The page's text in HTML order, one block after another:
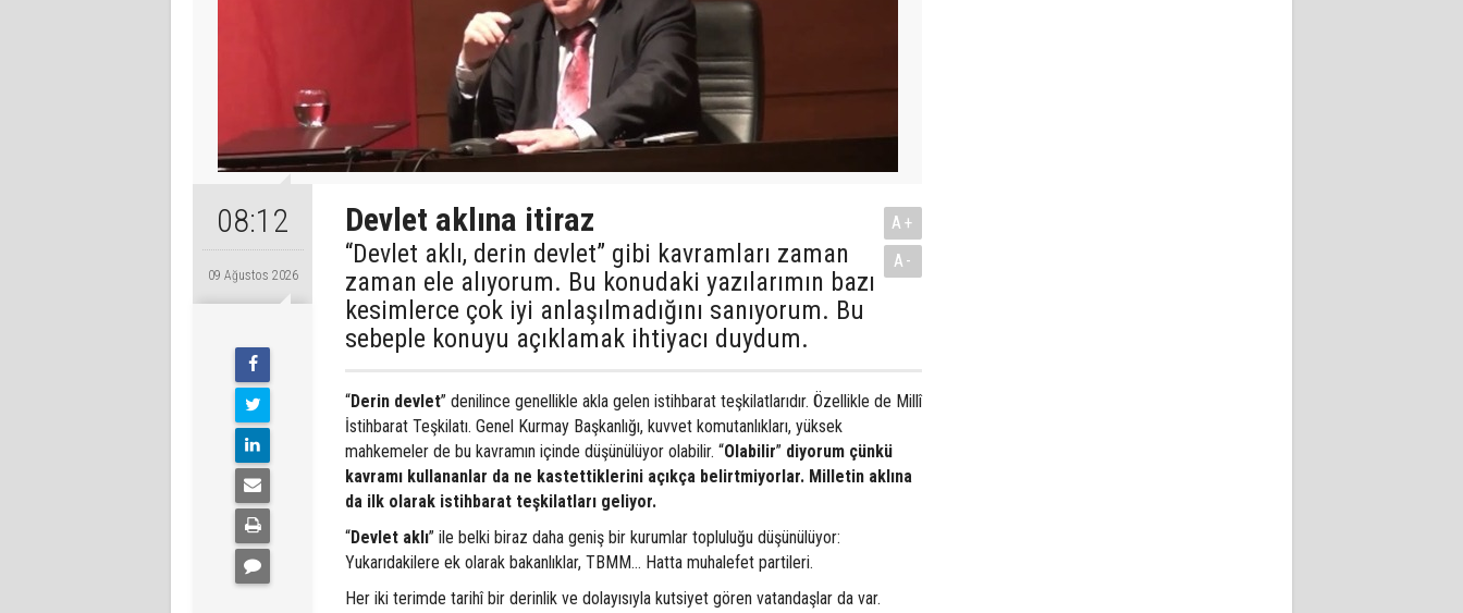
08:12
09 Ağustos 2026
Devlet aklına itiraz
“Devlet aklı, derin devlet” gibi kavramları zaman
zaman ele alıyorum. Bu konudaki yazılarımın bazı
kesimlerce çok iyi anlaşılmadığını sanıyorum. Bu
sebeple konuyu açıklamak ihtiyacı duydum.
A+
A-
“Derin devlet” denilince genellikle akla gelen istihbarat teşkilatlarıdır. Özellikle de Millî
İstihbarat Teşkilatı. Genel Kurmay Başkanlığı, kuvvet komutanlıkları, yüksek
mahkemeler de bu kavramın içinde düşünülüyor olabilir. “Olabilir” diyorum çünkü
kavramı kullananlar da ne kastettiklerini açıkça belirtmiyorlar. Milletin aklına
da ilk olarak istihbarat teşkilatları geliyor.
“Devlet aklı” ile belki biraz daha geniş bir kurumlar topluluğu düşünülüyor:
Yukarıdakilere ek olarak bakanlıklar, TBMM… Hatta muhalefet partileri.
Her iki terimde tarihî bir derinlik ve dolayısıyla kutsiyet gören vatandaşlar da var.